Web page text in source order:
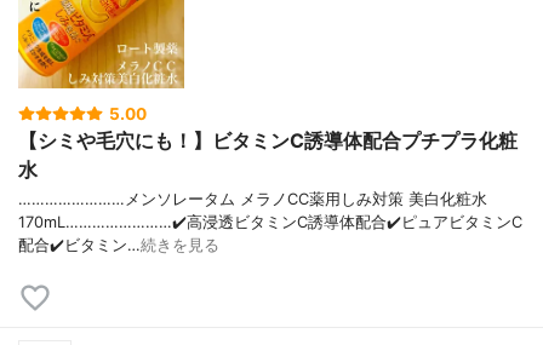
5.00
【シミや毛穴にも！】ビタミンC誘導体配合プチプラ化粧
水
……………………メンソレータム メラノCC薬用しみ対策 美白化粧水
170mL……………………✔️高浸透ビタミンC誘導体配合✔️ピュアビタミンC
配合✔️ビタミン…続きを見る